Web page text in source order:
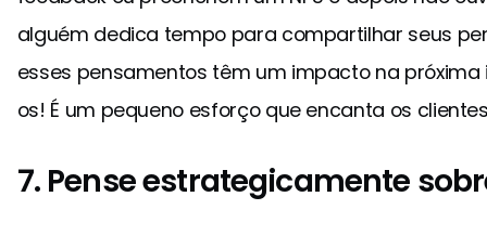
alguém dedica tempo para compartilhar seus
esses pensamentos têm um impacto na
os! É um pequeno esforço que encanta os
7. Pense estrategicamente